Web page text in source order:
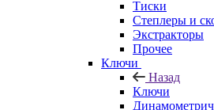
Тиски
Степлеры и
Экстракторы
Прочее
Ключи
Назад
Ключи